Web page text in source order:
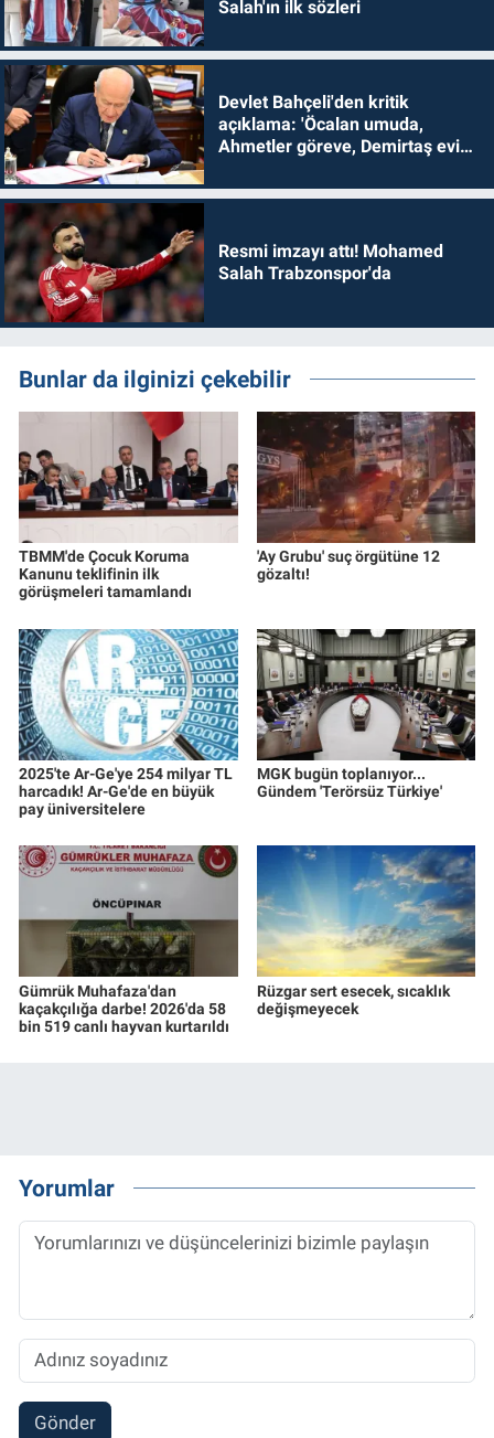
Salah'ın ilk sözleri
Devlet Bahçeli'den kritik
açıklama: 'Öcalan umuda,
Ahmetler göreve, Demirtaş evine
Resmi imzayı attı! Mohamed
Salah Trabzonspor'da
Bunlar da ilginizi çekebilir
TBMM'de Çocuk Koruma
Kanunu teklifinin ilk
görüşmeleri tamamlandı
'Ay Grubu' suç örgütüne 12
gözaltı!
2025'te Ar-Ge'ye 254 milyar TL
harcadık! Ar-Ge'de en büyük
pay üniversitelere
MGK bugün toplanıyor...
Gündem 'Terörsüz Türkiye'
Gümrük Muhafaza'dan
kaçakçılığa darbe! 2026'da 58
bin 519 canlı hayvan kurtarıldı
Rüzgar sert esecek, sıcaklık
değişmeyecek
Yorumlar
Gönder